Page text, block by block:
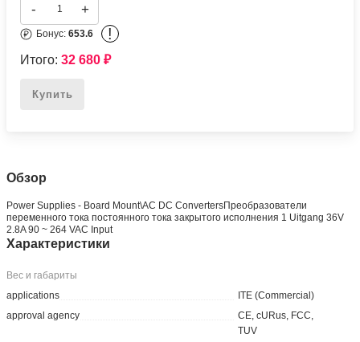
- +
Бонус:653.6 !
Итого:32 680₽
Купить
Обзор
Power Supplies - Board Mount\AC DC ConvertersПреобразователи
переменного тока постоянного тока закрытого исполнения 1 Uitgang 36V
2.8A 90 ~ 264 VAC Input
Характеристики
Вес и габариты
applications
ITE (Commercial)
approval agency
CE, cURus, FCC,
TUV